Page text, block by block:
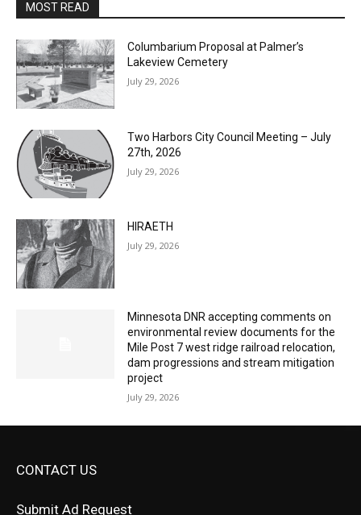
MOST READ
Columbarium Proposal at Palmer’s
Lakeview Cemetery
July 29, 2026
Two Harbors City Council Meeting – July
27th, 2026
July 29, 2026
HIRAETH
July 29, 2026
Minnesota DNR accepting comments on
environmental review documents for the
Mile Post 7 west ridge railroad relocation,
dam progressions and stream mitigation
project
July 29, 2026
CONTACT US
Submit Ad Request